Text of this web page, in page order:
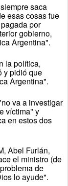
saca
esas cosas fue
por
gobierno,
Argentina".
la política,
y pidió que
Argentina".
va a investigar
víctima" y
en estos dos
Abel Furlán,
el ministro (de
de
lo ayude".